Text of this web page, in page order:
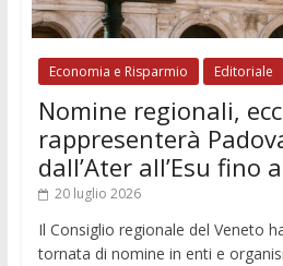
Economia e Risparmio Editoriale
Nomine regionali,
rappresenterà
dall’Ater all’Esu fino
20 luglio 2026
Il Consiglio regionale del Veneto
tornata di nomine in enti e